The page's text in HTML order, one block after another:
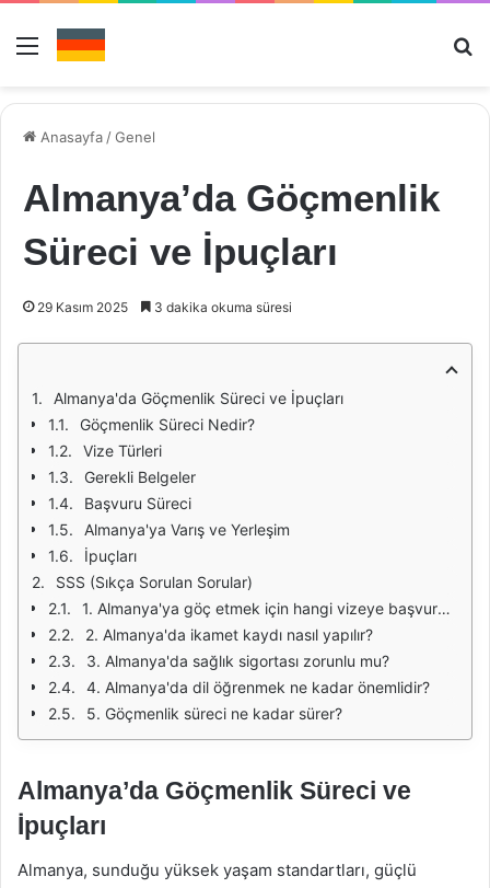
Menü
Anasayfa /Genel
Almanya’da Göçmenlik
Süreci ve İpuçları
29 Kasım 2025 3 dakika okuma süresi
Almanya'da Göçmenlik Süreci ve İpuçları
Göçmenlik Süreci Nedir?
Vize Türleri
Gerekli Belgeler
Başvuru Süreci
Almanya'ya Varış ve Yerleşim
İpuçları
SSS (Sıkça Sorulan Sorular)
1. Almanya'ya göç etmek için hangi vizeye başvurmalıyım?
2. Almanya'da ikamet kaydı nasıl yapılır?
3. Almanya'da sağlık sigortası zorunlu mu?
4. Almanya'da dil öğrenmek ne kadar önemlidir?
5. Göçmenlik süreci ne kadar sürer?
Almanya’da Göçmenlik Süreci ve
İpuçları
Almanya, sunduğu yüksek yaşam standartları, güçlü